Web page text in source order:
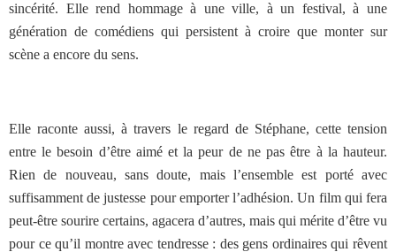
sincérité. Elle rend hommage à une ville, à un festival, à une
génération de comédiens qui persistent à croire que monter sur
scène a encore du sens.
Elle raconte aussi, à travers le regard de Stéphane, cette tension
entre le besoin d’être aimé et la peur de ne pas être à la hauteur.
Rien de nouveau, sans doute, mais l’ensemble est porté avec
suffisamment de justesse pour emporter l’adhésion. Un film qui fera
peut-être sourire certains, agacera d’autres, mais qui mérite d’être vu
pour ce qu’il montre avec tendresse : des gens ordinaires qui rêvent